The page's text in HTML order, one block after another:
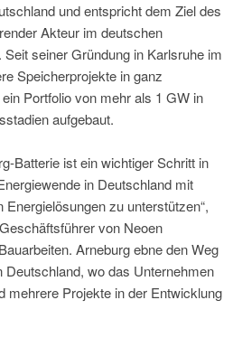
und entspricht dem Ziel des
Akteur im deutschen
seiner Gründung in Karlsruhe im
Speicherprojekte in ganz
Portfolio von mehr als 1 GW in
aufgebaut.
Batterie ist ein wichtiger Schritt in
in Deutschland mit
zu unterstützen“,
von Neoen
Arneburg ebne den Weg
Deutschland, wo das Unternehmen
mehrere Projekte in der Entwicklung